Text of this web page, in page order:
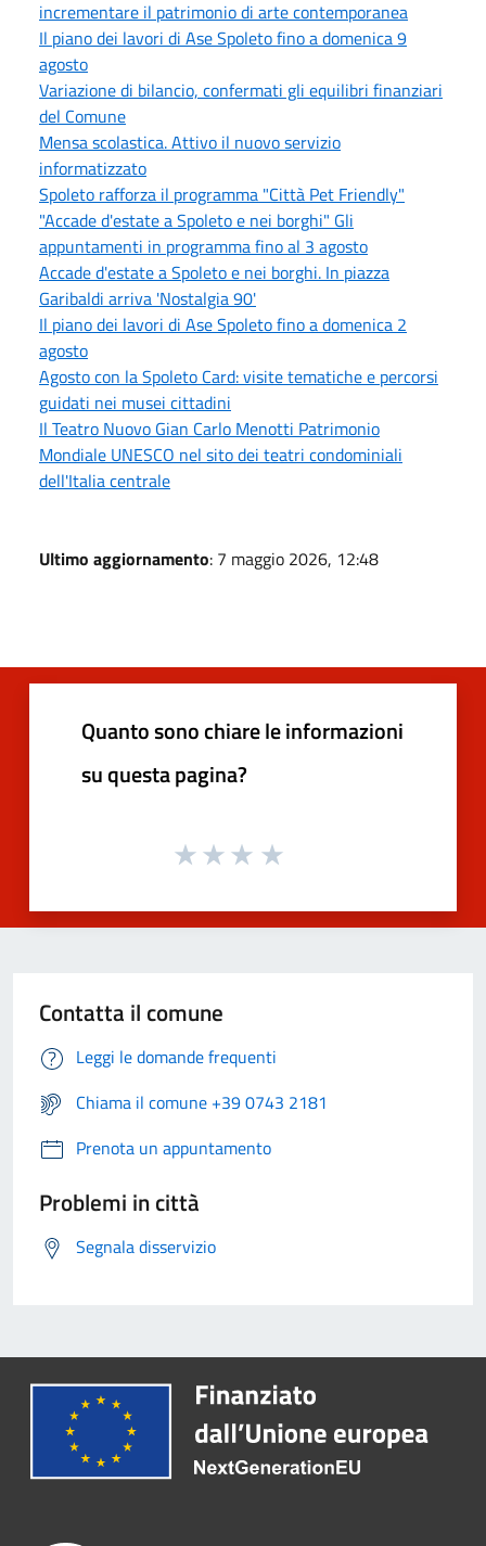
incrementare il patrimonio di arte contemporanea
Il piano dei lavori di Ase Spoleto fino a domenica 9
agosto
Variazione di bilancio, confermati gli equilibri finanziari
del Comune
Mensa scolastica. Attivo il nuovo servizio
informatizzato
Spoleto rafforza il programma "Città Pet Friendly"
"Accade d'estate a Spoleto e nei borghi" Gli
appuntamenti in programma fino al 3 agosto
Accade d'estate a Spoleto e nei borghi. In piazza
Garibaldi arriva 'Nostalgia 90'
Il piano dei lavori di Ase Spoleto fino a domenica 2
agosto
Agosto con la Spoleto Card: visite tematiche e percorsi
guidati nei musei cittadini
Il Teatro Nuovo Gian Carlo Menotti Patrimonio
Mondiale UNESCO nel sito dei teatri condominiali
dell'Italia centrale
Ultimo aggiornamento: 7 maggio 2026, 12:48
Quanto sono chiare le informazioni
su questa pagina?
Contatta il comune
Leggi le domande frequenti
Chiama il comune +39 0743 2181
Prenota un appuntamento
Problemi in città
Segnala disservizio